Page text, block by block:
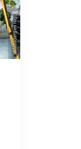
©MCI/Jürgen Nigg